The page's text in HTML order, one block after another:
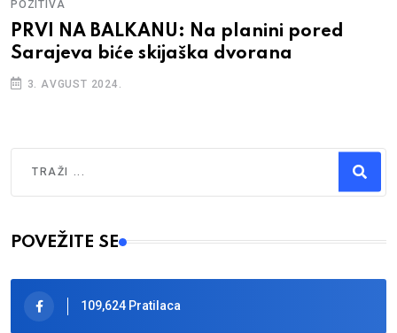
POZITIVA
PRVI NA BALKANU: Na planini pored
Sarajeva biće skijaška dvorana
3. AVGUST 2024.
Type 2 or more characters for results.
POVEŽITE SE
109,624 Pratilaca